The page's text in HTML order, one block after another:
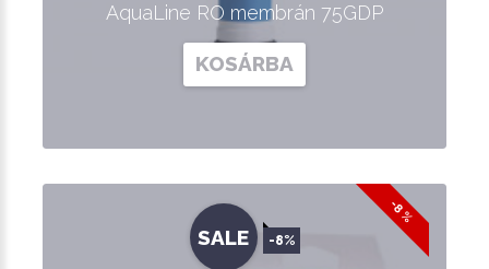
AquaLine RO membrán 75GDP
KOSÁRBA
-8 %
SALE -8%